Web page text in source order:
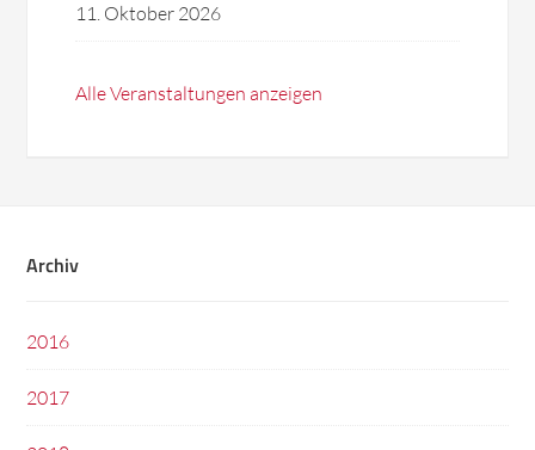
11. Oktober 2026
Alle Veranstaltungen anzeigen
Archiv
2016
2017